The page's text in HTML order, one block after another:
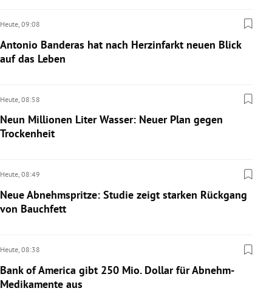
Heute, 09:08
Antonio Banderas hat nach Herzinfarkt neuen Blick
auf das Leben
Heute, 08:58
Neun Millionen Liter Wasser: Neuer Plan gegen
Trockenheit
Heute, 08:49
Neue Abnehmspritze: Studie zeigt starken Rückgang
von Bauchfett
Heute, 08:38
Bank of America gibt 250 Mio. Dollar für Abnehm-
Medikamente aus